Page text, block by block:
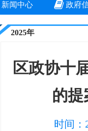
新闻中心 政府
2025年
区政协十
的提
时间：